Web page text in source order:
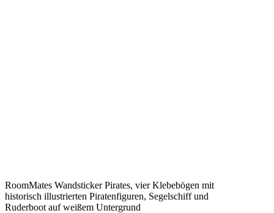
RoomMates Wandsticker Pirates, vier Klebebögen mit
historisch illustrierten Piratenfiguren, Segelschiff und
Ruderboot auf weißem Untergrund